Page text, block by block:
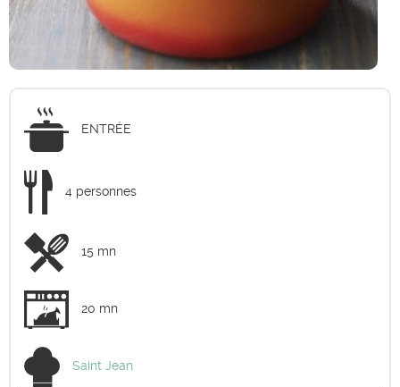
ENTRÉE
4 personnes
15 mn
20 mn
Saint Jean